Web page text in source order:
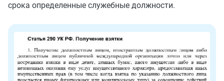
срока определенные служебные должности.